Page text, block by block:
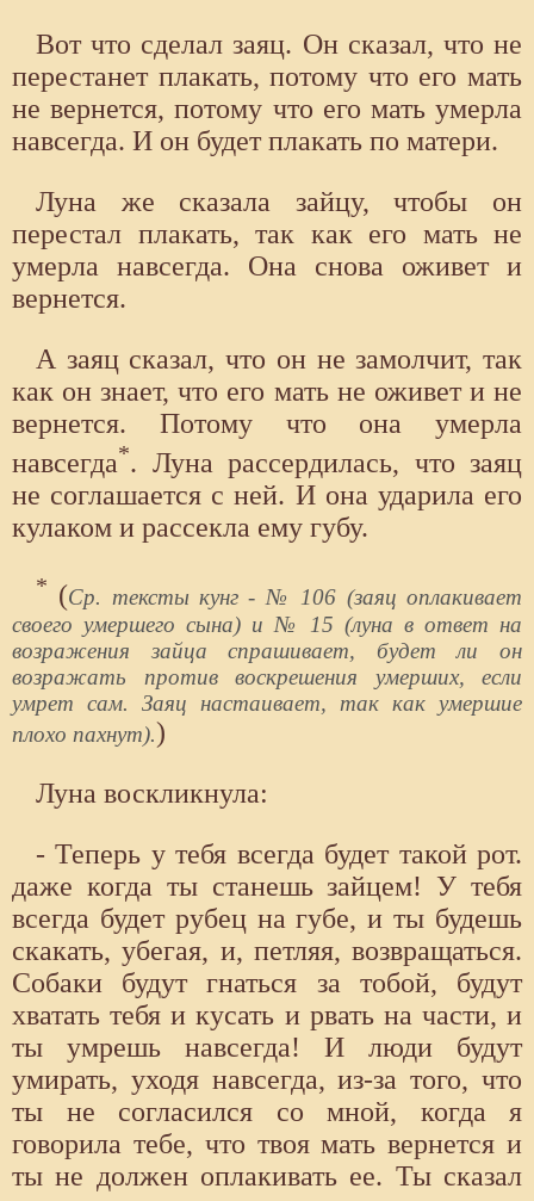
Вот что сделал заяц. Он сказал, что не
перестанет плакать, потому что его мать
не вернется, потому что его мать умерла
навсегда. И он будет плакать по матери.
Луна же сказала зайцу, чтобы он
перестал плакать, так как его мать не
умерла навсегда. Она снова оживет и
вернется.
А заяц сказал, что он не замолчит, так
как он знает, что его мать не оживет и не
вернется. Потому что она умерла
навсегда*. Луна рассердилась, что заяц
не соглашается с ней. И она ударила его
кулаком и рассекла ему губу.
* (Ср. тексты кунг - № 106 (заяц оплакивает
своего умершего сына) и № 15 (луна в ответ на
возражения зайца спрашивает, будет ли он
возражать против воскрешения умерших, если
умрет сам. Заяц настаивает, так как умершие
плохо пахнут).)
Луна воскликнула:
- Теперь у тебя всегда будет такой рот.
даже когда ты станешь зайцем! У тебя
всегда будет рубец на губе, и ты будешь
скакать, убегая, и, петляя, возвращаться.
Собаки будут гнаться за тобой, будут
хватать тебя и кусать и рвать на части, и
ты умрешь навсегда! И люди будут
умирать, уходя навсегда, из-за того, что
ты не согласился со мной, когда я
говорила тебе, что твоя мать вернется и
ты не должен оплакивать ее. Ты сказал